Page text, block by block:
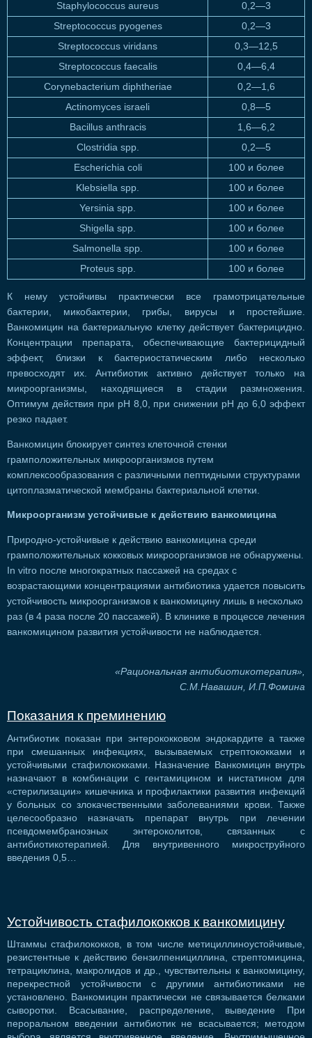
Staphylococcus aureus
0,2—3
Streptococcus pyogenes
0,2—3
Streptococcus viridans
0,3—12,5
Streptococcus faecalis
0,4—6,4
Corynebacterium diphtheriae
0,2—1,6
Actinomyces israeli
0,8—5
Bacillus anthracis
1,6—6,2
Clostridia spp.
0,2—5
Escherichia coli
100 и более
Klebsiella spp.
100 и более
Yersinia spp.
100 и более
Shigella spp.
100 и более
Salmonella spp.
100 и более
Proteus spp.
100 и более
К нему устойчивы практически все грамотрицательные
бактерии, микобактерии, грибы, вирусы и простейшие.
Ванкомицин на бактериальную клетку действует бактерицидно.
Концентрации препарата, обеспечивающие бактерицидный
эффект, близки к бактериостатическим либо несколько
превосходят их. Антибиотик активно действует только на
микроорганизмы, находящиеся в стадии размножения.
Оптимум действия при рН 8,0, при снижении рН до 6,0 эффект
резко падает.
Ванкомицин блокирует синтез клеточной стенки
грамположительных микроорганизмов путем
комплексообразования с различными пептидными структурами
цитоплазматической мембраны бактериальной клетки.
Микроорганизм устойчивые к действию ванкомицина
Природно-устойчивые к действию ванкомицина среди
грамположительных кокковых микроорганизмов не обнаружены.
In vitro после многократных пассажей на средах с
возрастающими концентрациями антибиотика удается повысить
устойчивость микроорганизмов к ванкомицину лишь в несколько
раз (в 4 раза после 20 пассажей). В клинике в процессе лечения
ванкомицином развития устойчивости не наблюдается.
«Рациональная антибиотикотерапия»,
С.М.Навашин, И.П.Фомина
Показания к преминению
Антибиотик показан при энтерококковом эндокардите а также
при смешанных инфекциях, вызываемых стрептококками и
устойчивыми стафилококками. Назначение Ванкомицин внутрь
назначают в комбинации с гентамицином и нистатином для
«стерилизации» кишечника и профилактики развития инфекций
у больных со злокачественными заболеваниями крови. Также
целесообразно назначать препарат внутрь при лечении
псевдомембранозных энтероколитов, связанных с
антибиотикотерапией. Для внутривенного микроструйного
введения 0,5…
Устойчивость стафилококков к ванкомицину
Штаммы стафилококков, в том числе метициллиноустойчивые,
резистентные к действию бензилпенициллина, стрептомицина,
тетрациклина, макролидов и др., чувствительны к ванкомицину,
перекрестной устойчивости с другими антибиотиками не
установлено. Ванкомицин практически не связывается белками
сыворотки. Всасывание, распределение, выведение При
пероральном введении антибиотик не всасывается; методом